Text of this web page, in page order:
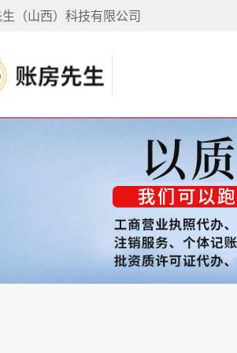
（山西）科技有限公司